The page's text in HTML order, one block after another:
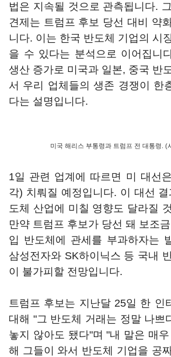
법은 지속될 것으로 관측됩니다.
견제는 트럼프 후보 당선 대비 약
니다. 이는 한국 반도체 기업의 시
을 수 있다는 분석으로 이어집니
생산 증가로 미국과 일본, 중국 반
서 우리 업체들의 생존 경쟁이 한
다는 설명입니다.
미국 해리스 부통령과 트럼프 전 대통령. (
1일 관련 업계에 따르면 미 대선
각) 치뤄질 예정입니다. 이 대선
도체 산업에 미칠 영향도 달라질
만약 트럼프 후보가 당선 돼 보조
입 반도체에 관세를 부과하자는
삼성전자와 SK하이닉스 등 국내
이 불가피할 전망입니다.
트럼프 후보는 지난달 25일 한 인
대해 "그 반도체 거래는 정말 나쁘
놓지 않아도 됐다"며 "내 말은 매
해 그들이 와서 반도체 기업을 공